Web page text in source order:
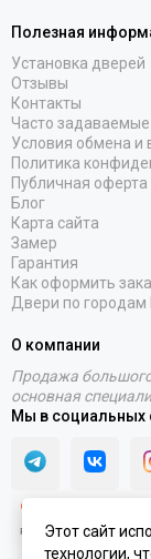
Полезная
Установка дверей
Отзывы
Контакты
Часто
Условия обмена и
Политика
Публичная оферта
Блог
Карта сайта
Замер
Гарантия
Как оформить
Двери по
О компании
Продажа
основная
Мы в социальных
Этот сайт
технологии,